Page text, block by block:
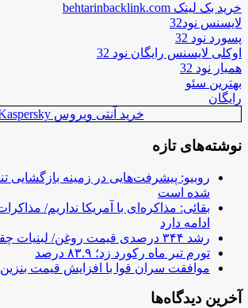
خرید بک لینک behtarinbacklink.com
لایسنس نود32
پسورد نود 32
اوکلی لایسنس رایگان نود 32
همیار نود 32
بهترین سئو
رایگان
خرید آنتی ویروس Kaspersky
نوشته‌های تازه
روبیو: پیشرفت‌هایی در زمینه بازگشایی
شده است
بقائی: مذاکره‌ای با آمریکا نداریم/
ادامه دارد
رشد ۳۴۴ درصدی قیمت روغن/ لبنیات چقدر گران شد؟
تورم تیر ماه رکورد زد؛ ۸۳.۹ درصد
موافقت سران قوا با افزایش قیمت
آخرین دیدگاه‌ها